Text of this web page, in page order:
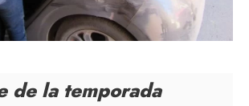
de la temporada